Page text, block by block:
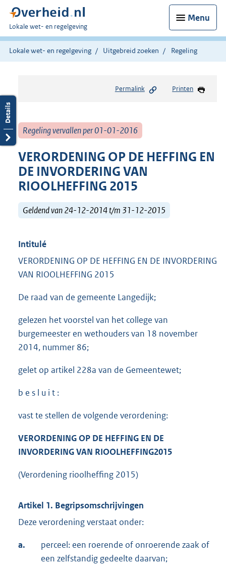
Menu
U
bent
hier:
Lokale wet- en regelgeving
Lokale wet- en regelgeving Uitgebreid zoeken Regeling
Permalink Printen
Regeling vervallen per 01-01-2016
VERORDENING OP DE HEFFING EN
DE INVORDERING VAN
RIOOLHEFFING 2015
Geldend van 24-12-2014 t/m 31-12-2015
Intitulé
VERORDENING OP DE HEFFING EN DE INVORDERING
VAN RIOOLHEFFING 2015
De raad van de gemeente Langedijk;
gelezen het voorstel van het college van
burgemeester en wethouders van 18 november
2014, nummer 86;
gelet op artikel 228a van de Gemeentewet;
b e s l u i t :
vast te stellen de volgende verordening:
VERORDENING OP DE HEFFING EN DE
INVORDERING VAN RIOOLHEFFING2015
(Verordening rioolheffing 2015)
Artikel 1. Begripsomschrijvingen
Deze verordening verstaat onder:
a.
perceel: een roerende of onroerende zaak of
een zelfstandig gedeelte daarvan;